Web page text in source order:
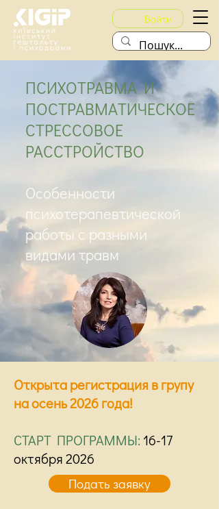
Войти
ПСИХОТРАВМА И
ПОСТРАВМАТИЧЕСКОЕ
СТРЕССОВОЕ
РАССТРОЙСТВО
Особенности
психотерапевтической
работы с разными
видами травм
Открыта регистрация в групу
на осень 2026 года!
СТАРТ ПРОГРАММЫ:16-17
октября 2026
Подать заявку